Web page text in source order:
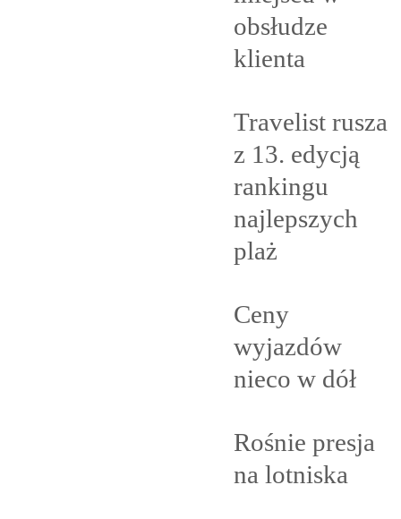
obsłudze
klienta
Travelist rusza
z 13. edycją
rankingu
najlepszych
plaż
Ceny
wyjazdów
nieco w dół
Rośnie presja
na lotniska